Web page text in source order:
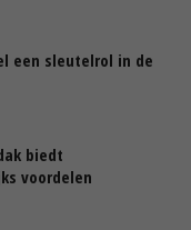
een sleutelrol in de
biedt
voordelen